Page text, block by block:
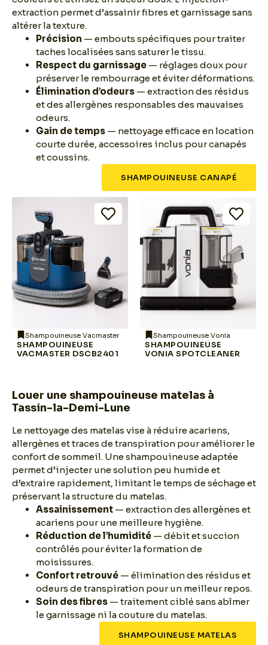
extraction permet d’assainir fibres et garnissage sans
altérer la texture.
Précision — embouts spécifiques pour traiter
taches localisées sans saturer le tissu.
Respect du garnissage — réglages doux pour
préserver le rembourrage et éviter déformations.
Élimination d’odeurs — extraction des résidus
et des allergènes responsables des mauvaises
odeurs.
Gain de temps — nettoyage efficace en location
courte durée, accessoires inclus pour canapés
et coussins.
SHAMPOUINEUSE CANAPÉ
Shampouineuse Vacmaster
SHAMPOUINEUSE
VACMASTER DSCB2401
Shampouineuse Vonia
SHAMPOUINEUSE
VONIA SPOTCLEANER
Louer une shampouineuse matelas à
Tassin-la-Demi-Lune
Le nettoyage des matelas vise à réduire acariens,
allergènes et traces de transpiration pour améliorer le
confort de sommeil. Une shampouineuse adaptée
permet d’injecter une solution peu humide et
d’extraire rapidement, limitant le temps de séchage et
préservant la structure du matelas.
Assainissement — extraction des allergènes et
acariens pour une meilleure hygiène.
Réduction de l’humidité — débit et succion
contrôlés pour éviter la formation de
moisissures.
Confort retrouvé — élimination des résidus et
odeurs de transpiration pour un meilleur repos.
Soin des fibres — traitement ciblé sans abîmer
le garnissage ni la couture du matelas.
SHAMPOUINEUSE MATELAS